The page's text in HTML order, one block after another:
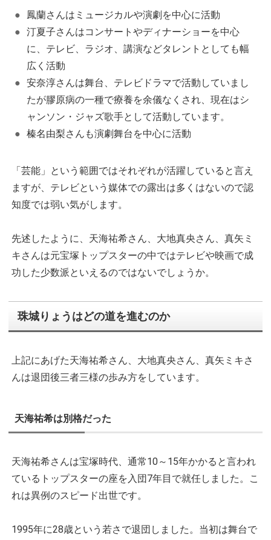
鳳蘭さんはミュージカルや演劇を中心に活動
汀夏子さんはコンサートやディナーショーを中心
に、テレビ、ラジオ、講演などタレントとしても幅
広く活動
安奈淳さんは舞台、テレビドラマで活動していまし
たが膠原病の一種で療養を余儀なくされ、現在はシ
ャンソン・ジャズ歌手として活動しています。
榛名由梨さんも演劇舞台を中心に活動
「芸能」という範囲ではそれぞれが活躍していると言え
ますが、テレビという媒体での露出は多くはないので認
知度では弱い気がします。
先述したように、天海祐希さん、大地真央さん、真矢ミ
キさんは元宝塚トップスターの中ではテレビや映画で成
功した少数派といえるのではないでしょうか。
珠城りょうはどの道を進むのか
上記にあげた天海祐希さん、大地真央さん、真矢ミキさ
んは退団後三者三様の歩み方をしています。
天海祐希は別格だった
天海祐希さんは宝塚時代、通常10～15年かかると言われ
ているトップスターの座を入団7年目で就任しました。こ
れは異例のスピード出世です。
1995年に28歳という若さで退団しました。当初は舞台で